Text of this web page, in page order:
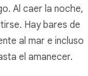
Al caer la noche,
Hay bares de
al mar e incluso
el amanecer.